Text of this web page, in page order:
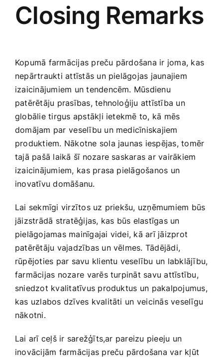
Closing Remarks
Kopumā ‍farmācijas preču‍ pārdošana ir joma, kas
nepārtraukti attīstās un pielāgojas jaunajiem
izaicinājumiem un tendencēm. Mūsdienu
patērētāju ‌prasības, tehnoloģiju attīstība un
globālie tirgus apstākļi ietekmē to, kā mēs
domājam par ⁣veselību un medicīniskajiem ​
produktiem. Nākotne sola jaunas iespējas, tomēr
tajā pašā laikā šī nozare saskaras ar vairākiem
izaicinājumiem,⁤ kas prasa pielāgošanos un
inovatīvu domāšanu.
Lai sekmīgi virzītos uz priekšu, uzņēmumiem būs
jāizstrādā stratēģijas, kas būs elastīgas un‌
pielāgojamas mainīgajai videi, kā arī jāizprot
patērētāju vajadzības un vēlmes. Tādējādi,
rūpējoties par savu klientu veselību un labklājību,
farmācijas nozare⁢ varēs turpināt savu attīstību,
sniedzot kvalitatīvus produktus⁣ un pakalpojumus,
kas uzlabos dzīves kvalitāti⁢ un veicinās veselīgu
nākotni.
Lai arī ceļš ir sarežģīts,ar pareizu pieeju un
inovācijām farmācijas preču pārdošana var kļūt